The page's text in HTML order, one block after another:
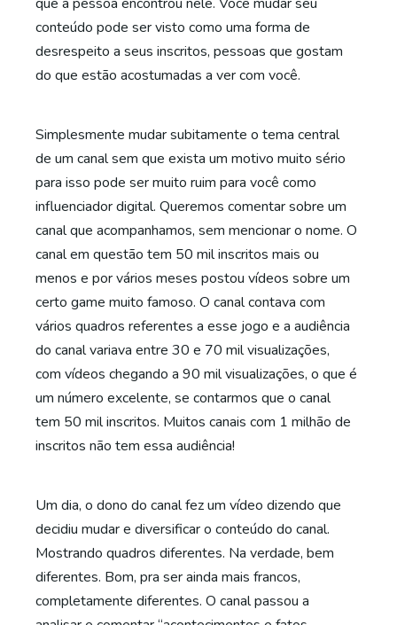
conteúdo pode ser visto como uma forma de
desrespeito a seus inscritos, pessoas que gostam
do que estão acostumadas a ver com você.
Simplesmente mudar subitamente o tema central
de um canal sem que exista um motivo muito sério
para isso pode ser muito ruim para você como
influenciador digital. Queremos comentar sobre um
canal que acompanhamos, sem mencionar o nome. O
canal em questão tem 50 mil inscritos mais ou
menos e por vários meses postou vídeos sobre um
certo game muito famoso. O canal contava com
vários quadros referentes a esse jogo e a audiência
do canal variava entre 30 e 70 mil visualizações,
com vídeos chegando a 90 mil visualizações, o que é
um número excelente, se contarmos que o canal
tem 50 mil inscritos. Muitos canais com 1 milhão de
inscritos não tem essa audiência!
Um dia, o dono do canal fez um vídeo dizendo que
decidiu mudar e diversificar o conteúdo do canal.
Mostrando quadros diferentes. Na verdade, bem
diferentes. Bom, pra ser ainda mais francos,
completamente diferentes. O canal passou a